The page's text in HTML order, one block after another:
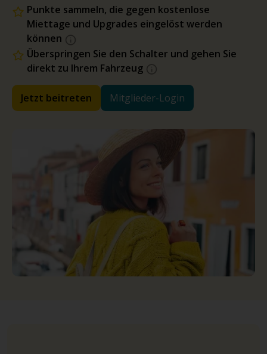
Punkte sammeln, die gegen kostenlose
Miettage und Upgrades eingelöst werden
können
Überspringen Sie den Schalter und gehen Sie
direkt zu Ihrem Fahrzeug
Jetzt beitreten Mitglieder-Login